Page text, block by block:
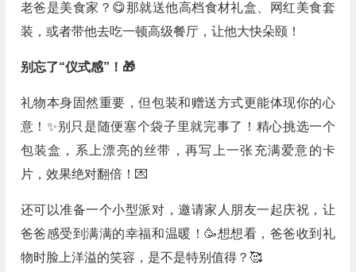
老爸是美食家？😋那就送他高档食材礼盒、网红美食套
装，或者带他去吃一顿高级餐厅，让他大快朵颐！
别忘了“仪式感”！🎁
礼物本身固然重要，但包装和赠送方式更能体现你的心
意！✨别只是随便塞个袋子里就完事了！精心挑选一个
包装盒，系上漂亮的丝带，再写上一张充满爱意的卡
片，效果绝对翻倍！💌
还可以准备一个小型派对，邀请家人朋友一起庆祝，让
爸爸感受到满满的幸福和温暖！🥳想想看，爸爸收到礼
物时脸上洋溢的笑容，是不是特别值得？🥰